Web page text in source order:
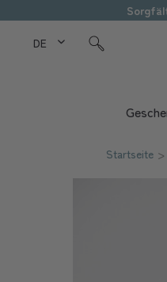
DE Love Kids
Startseite